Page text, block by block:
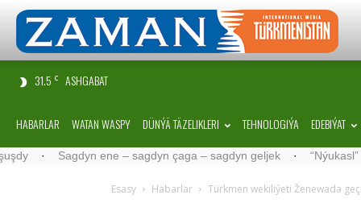
31.5 C ASHGABAT
HABARLAR WATAN WASPY DÜNÝÄ TÄZELIKLERI TEHNOLOGIÝA EDEBIÝAT
Sagdyn ene – sagdyn çaga – sagdyn geljek · “Nýukasl”
Esasy Habarlar Türkmen wekiliýeti Ženewada